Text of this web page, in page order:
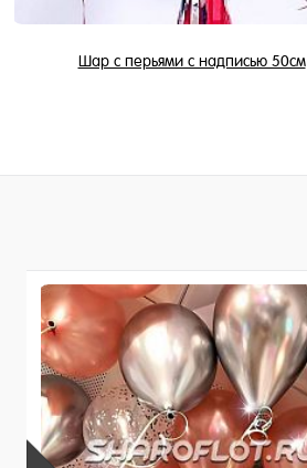
Шар с перьями с надписью 50см
В избранное
В наличии